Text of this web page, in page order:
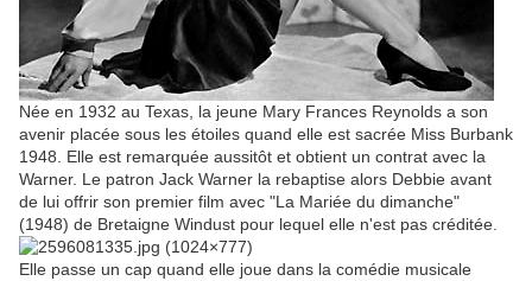
Née en 1932 au Texas, la jeune Mary Frances Reynolds a son
avenir placée sous les étoiles quand elle est sacrée Miss Burbank
1948. Elle est remarquée aussitôt et obtient un contrat avec la
Warner. Le patron Jack Warner la rebaptise alors Debbie avant
de lui offrir son premier film avec "La Mariée du dimanche"
(1948) de Bretaigne Windust pour lequel elle n'est pas créditée.
Elle passe un cap quand elle joue dans la comédie musicale